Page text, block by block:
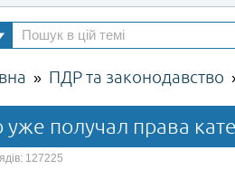
» ПДР та законодавство
уже получал права
127225